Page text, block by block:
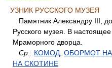
УЗНИК РУССКОГО МУЗЕЯ
Памятник Александру III,
Русского музея. В
Мраморного дворца.
Ср.: КОМОД ОБОРМОТ
НА СКОТИНЕ